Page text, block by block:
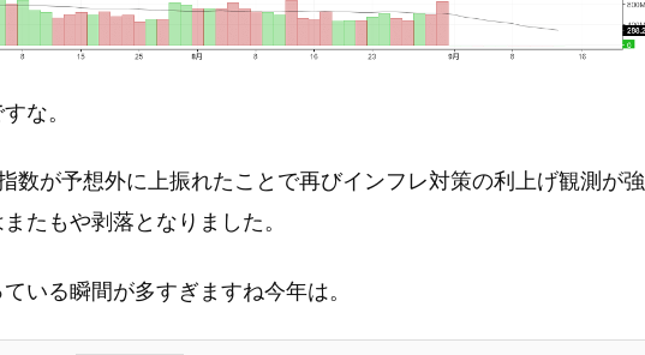
な。
数が予想外に上振れたことで再びインフレ対策の利上げ観測が強
たもや剥落となりました。
いる瞬間が多すぎますね今年は。